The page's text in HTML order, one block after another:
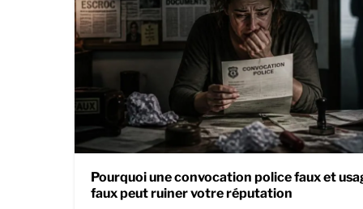
Pourquoi une convocation police faux et
faux peut ruiner votre réputation